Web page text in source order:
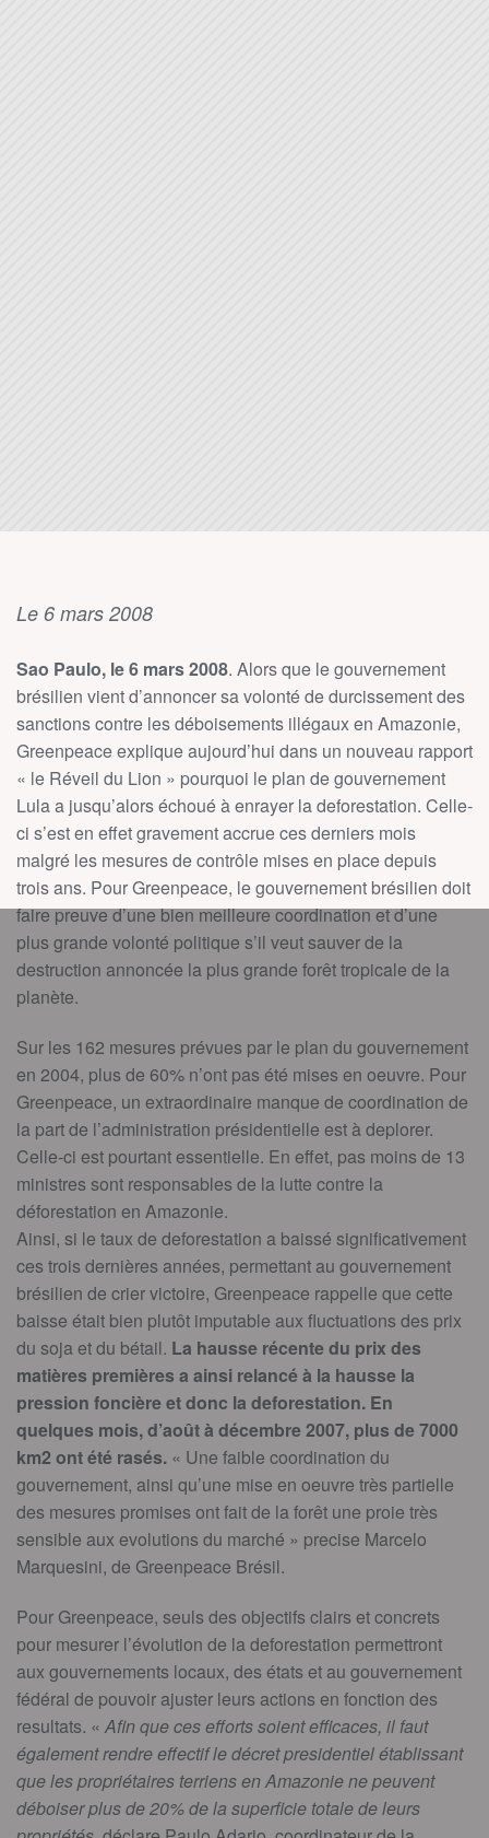
Le 6 mars 2008
Sao Paulo, le 6 mars 2008. Alors que le gouvernement
brésilien vient d’annoncer sa volonté de durcissement des
sanctions contre les déboisements illégaux en Amazonie,
Greenpeace explique aujourd’hui dans un nouveau rapport
« le Réveil du Lion » pourquoi le plan de gouvernement
Lula a jusqu’alors échoué à enrayer la deforestation. Celle-
ci s’est en effet gravement accrue ces derniers mois
malgré les mesures de contrôle mises en place depuis
trois ans. Pour Greenpeace, le gouvernement brésilien doit
faire preuve d’une bien meilleure coordination et d’une
plus grande volonté politique s’il veut sauver de la
destruction annoncée la plus grande forêt tropicale de la
planète.
Sur les 162 mesures prévues par le plan du gouvernement
en 2004, plus de 60% n’ont pas été mises en oeuvre. Pour
Greenpeace, un extraordinaire manque de coordination de
la part de l’administration présidentielle est à deplorer.
Celle-ci est pourtant essentielle. En effet, pas moins de 13
ministres sont responsables de la lutte contre la
déforestation en Amazonie.
Ainsi, si le taux de deforestation a baissé significativement
ces trois dernières années, permettant au gouvernement
brésilien de crier victoire, Greenpeace rappelle que cette
baisse était bien plutôt imputable aux fluctuations des prix
du soja et du bétail. La hausse récente du prix des
matières premières a ainsi relancé à la hausse la
pression foncière et donc la deforestation. En
quelques mois, d’août à décembre 2007, plus de 7000
km2 ont été rasés. « Une faible coordination du
gouvernement, ainsi qu’une mise en oeuvre très partielle
des mesures promises ont fait de la forêt une proie très
sensible aux evolutions du marché » precise Marcelo
Marquesini, de Greenpeace Brésil.
Pour Greenpeace, seuls des objectifs clairs et concrets
pour mesurer l’évolution de la deforestation permettront
aux gouvernements locaux, des états et au gouvernement
fédéral de pouvoir ajuster leurs actions en fonction des
resultats. « Afin que ces efforts soient efficaces, il faut
également rendre effectif le décret presidentiel établissant
que les propriétaires terriens en Amazonie ne peuvent
déboiser plus de 20% de la superficie totale de leurs